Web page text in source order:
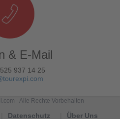
& E-Mail
937 14 25
- Alle Rechte Vorbehalten
Datenschutz Über Uns